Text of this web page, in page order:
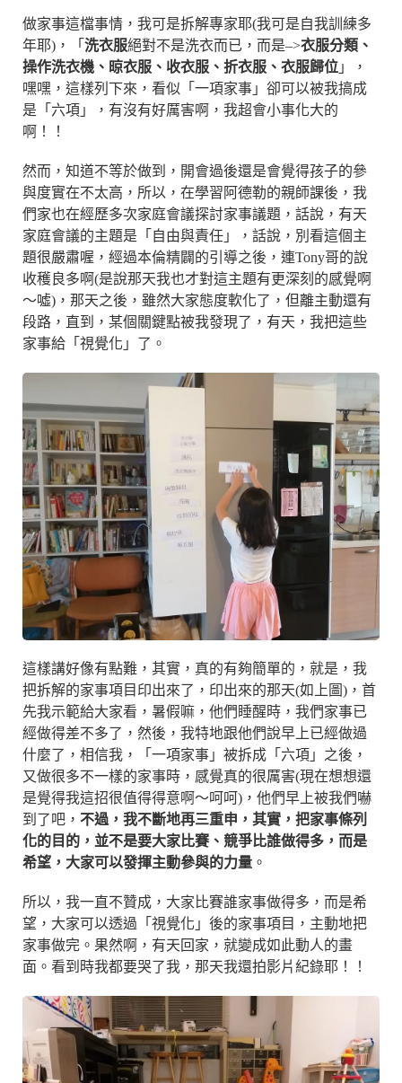
做家事這檔事情，我可是拆解專家耶(我可是自我訓練多
年耶)，「 洗衣服絕對不是洗衣而已，而是–>衣服分類、
操作洗衣機、晾衣服、收衣服、折衣服、衣服歸位 」，
嘿嘿，這樣列下來，看似「一項家事」卻可以被我搞成
是「六項」，有沒有好厲害啊，我超會小事化大的
啊！！
然而，知道不等於做到，開會過後還是會覺得孩子的參
與度實在不太高，所以，在學習阿德勒的親師課後，我
們家也在經歷多次家庭會議探討家事議題，話說，有天
家庭會議的主題是「自由與責任」，話說，別看這個主
題很嚴肅喔，經過本倫精闢的引導之後，連Tony哥的說
收穫良多啊(是說那天我也才對這主題有更深刻的感覺啊
～噓)，那天之後，雖然大家態度軟化了，但離主動還有
段路，直到，某個關鍵點被我發現了，有天，我把這些
家事給「視覺化」了。
這樣講好像有點難，其實，真的有夠簡單的，就是，我
把拆解的家事項目印出來了，印出來的那天(如上圖)，首
先我示範給大家看，暑假嘛，他們睡醒時，我們家事已
經做得差不多了，然後，我特地跟他們說早上已經做過
什麼了，相信我，「一項家事」被拆成「六項」之後，
又做很多不一樣的家事時，感覺真的很厲害(現在想想還
是覺得我這招很值得得意啊～呵呵)，他們早上被我們嚇
到了吧， 不過，我不斷地再三重申，其實，把家事條列
化的目的，並不是要大家比賽、競爭比誰做得多，而是
希望，大家可以發揮主動參與的力量 。
所以，我一直不贊成，大家比賽誰家事做得多，而是希
望，大家可以透過「視覺化」後的家事項目，主動地把
家事做完。果然啊，有天回家，就變成如此動人的畫
面。看到時我都要哭了我，那天我還拍影片紀錄耶！！